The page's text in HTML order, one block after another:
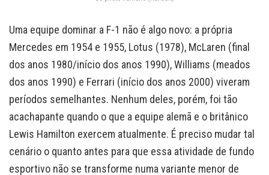
Uma equipe dominar a F-1 não é algo novo: a própria
Mercedes em 1954 e 1955, Lotus (1978), McLaren (final
dos anos 1980/início dos anos 1990), Williams (meados
dos anos 1990) e Ferrari (início dos anos 2000) viveram
períodos semelhantes. Nenhum deles, porém, foi tão
acachapante quando o que a equipe alemã e o britânico
Lewis Hamilton exercem atualmente. É preciso mudar tal
cenário o quanto antes para que essa atividade de fundo
esportivo não se transforme numa variante menor de